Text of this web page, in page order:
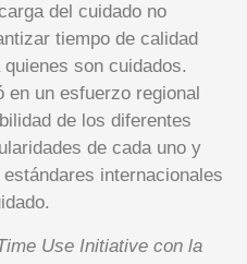
del cuidado no
tiempo de calidad
son cuidados.
en un esfuerzo regional
de los diferentes
de cada uno y
internacionales
Use Initiative con la